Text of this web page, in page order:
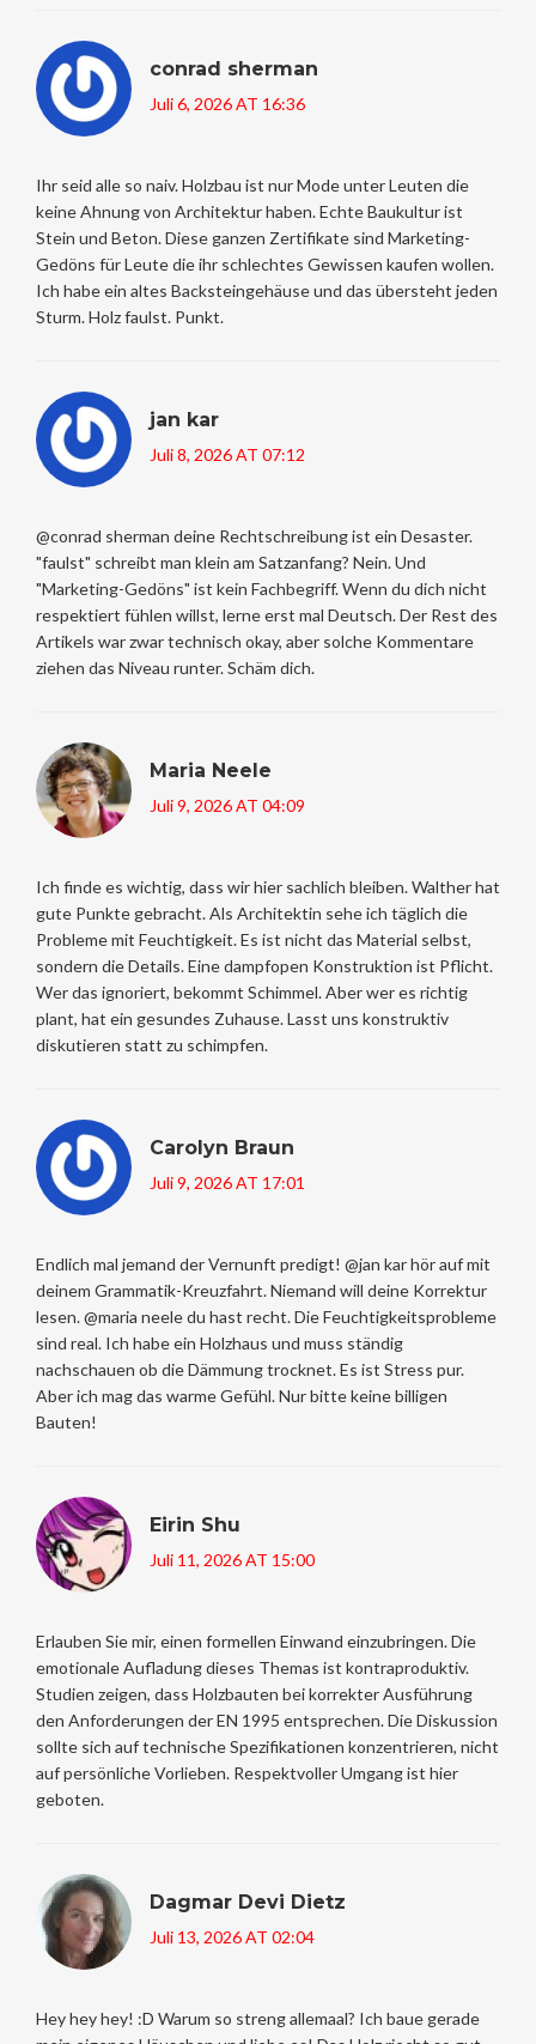
conrad sherman
Juli 6, 2026 AT 16:36
Ihr seid alle so naiv. Holzbau ist nur Mode unter Leuten die
keine Ahnung von Architektur haben. Echte Baukultur ist
Stein und Beton. Diese ganzen Zertifikate sind Marketing-
Gedöns für Leute die ihr schlechtes Gewissen kaufen wollen.
Ich habe ein altes Backsteingehäuse und das übersteht jeden
Sturm. Holz faulst. Punkt.
jan kar
Juli 8, 2026 AT 07:12
@conrad sherman deine Rechtschreibung ist ein Desaster.
"faulst" schreibt man klein am Satzanfang? Nein. Und
"Marketing-Gedöns" ist kein Fachbegriff. Wenn du dich nicht
respektiert fühlen willst, lerne erst mal Deutsch. Der Rest des
Artikels war zwar technisch okay, aber solche Kommentare
ziehen das Niveau runter. Schäm dich.
Maria Neele
Juli 9, 2026 AT 04:09
Ich finde es wichtig, dass wir hier sachlich bleiben. Walther hat
gute Punkte gebracht. Als Architektin sehe ich täglich die
Probleme mit Feuchtigkeit. Es ist nicht das Material selbst,
sondern die Details. Eine dampfopen Konstruktion ist Pflicht.
Wer das ignoriert, bekommt Schimmel. Aber wer es richtig
plant, hat ein gesundes Zuhause. Lasst uns konstruktiv
diskutieren statt zu schimpfen.
Carolyn Braun
Juli 9, 2026 AT 17:01
Endlich mal jemand der Vernunft predigt! @jan kar hör auf mit
deinem Grammatik-Kreuzfahrt. Niemand will deine Korrektur
lesen. @maria neele du hast recht. Die Feuchtigkeitsprobleme
sind real. Ich habe ein Holzhaus und muss ständig
nachschauen ob die Dämmung trocknet. Es ist Stress pur.
Aber ich mag das warme Gefühl. Nur bitte keine billigen
Bauten!
Eirin Shu
Juli 11, 2026 AT 15:00
Erlauben Sie mir, einen formellen Einwand einzubringen. Die
emotionale Aufladung dieses Themas ist kontraproduktiv.
Studien zeigen, dass Holzbauten bei korrekter Ausführung
den Anforderungen der EN 1995 entsprechen. Die Diskussion
sollte sich auf technische Spezifikationen konzentrieren, nicht
auf persönliche Vorlieben. Respektvoller Umgang ist hier
geboten.
Dagmar Devi Dietz
Juli 13, 2026 AT 02:04
Hey hey hey! :D Warum so streng allemaal? Ich baue gerade